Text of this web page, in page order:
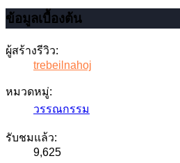
ข้อมูลเบื้องต้น
ผู้สร้างรีวิว:
trebeilnahoj
หมวดหมู่:
วรรณกรรม
รับชมแล้ว:
9,625